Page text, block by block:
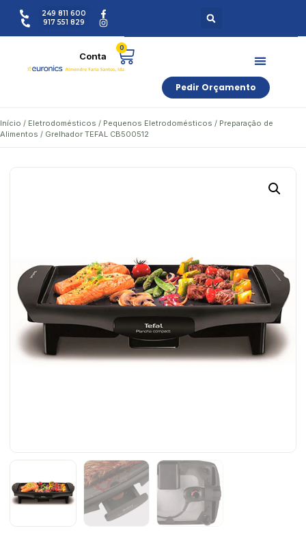
249 811 600
917 551 829
Pedir Orçamento
0
Início / Eletrodomésticos / Pequenos Eletrodomésticos / Preparação de
Alimentos / Grelhador TEFAL CB500512